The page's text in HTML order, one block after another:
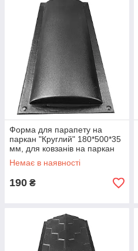
Форма для парапету на
паркан "Круглий" 180*500*35
мм, для ковзанів на паркан
Немає в наявності
190 ₴